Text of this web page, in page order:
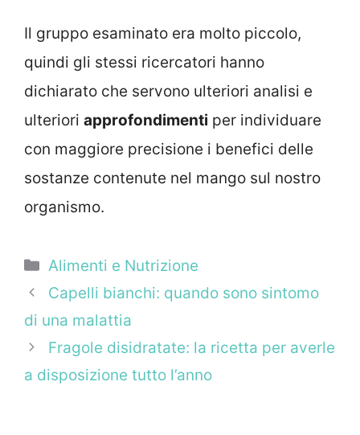
Il gruppo esaminato era molto piccolo,
quindi gli stessi ricercatori hanno
dichiarato che servono ulteriori analisi e
ulteriori approfondimenti per individuare
con maggiore precisione i benefici delle
sostanze contenute nel mango sul nostro
organismo.
Categorie
Alimenti e Nutrizione
Capelli bianchi: quando sono sintomo
di una malattia
Fragole disidratate: la ricetta per averle
a disposizione tutto l’anno